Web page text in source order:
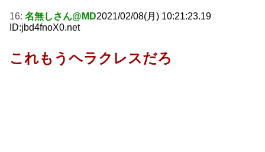
16: 名無しさん@MD2021/02/08(月) 10:21:23.19
ID:jbd4fnoX0.net
これもうヘラクレスだろ